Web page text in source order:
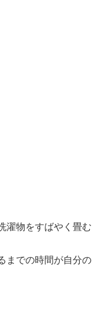
濯物をすばやく畳む
までの時間が自分の